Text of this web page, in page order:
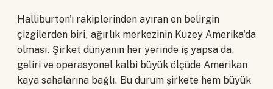
Halliburton'ı rakiplerinden ayıran en belirgin
çizgilerden biri, ağırlık merkezinin Kuzey Amerika'da
olması. Şirket dünyanın her yerinde iş yapsa da,
geliri ve operasyonel kalbi büyük ölçüde Amerikan
kaya sahalarına bağlı. Bu durum şirkete hem büyük